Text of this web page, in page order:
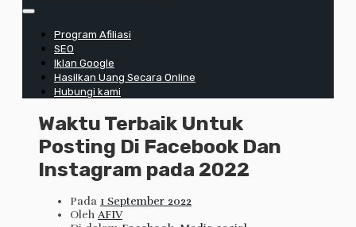
Program Afiliasi
SEO
Iklan Google
Hasilkan Uang Secara Online
Hubungi kami
Waktu Terbaik Untuk
Posting Di Facebook Dan
Instagram pada 2022
Pada 1 September 2022
Oleh AFIV